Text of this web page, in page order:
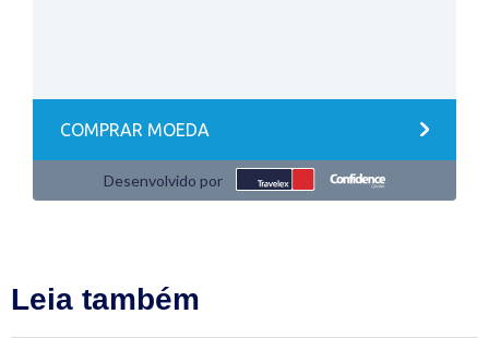
Leia também